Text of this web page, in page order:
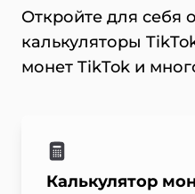
Откройте для себя
калькуляторы
монет TikTok и
Калькулятор